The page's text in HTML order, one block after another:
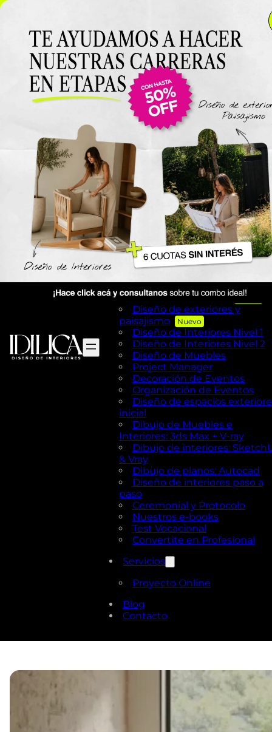
el curso acá!
Viajes
The New York Design
Carreras / Diplomaturas
Carrera de Diseño de
Exteriores y Paisajismo
Carrera en Diseño de
UTN
Carrera en Interiorismo UTN
Carrera de Organización y
Decoración de Eventos UTN
Cursos
AutoCAD en Diseño de
exteriores y Paisajismo
Diseño de exteriores y
paisajismo
Diseño de Interiores Nivel 1
Diseño de Interiores Nivel 2
Diseño de Muebles
Project Manager
Decoración de Eventos
Organización de Eventos
Diseño de espacios
inicial
Dibujo de Muebles e
Interiores: 3ds Max + V-ray
Dibujo de interiores:
& Vray
Dibujo de planos: Autocad
Diseño de interiores paso a
paso
Ceremonial y Protocolo
Nuestros e-books
Test Vocacional
Convertite en Profesional
Servicios
Proyecto Online
Blog
Contacto